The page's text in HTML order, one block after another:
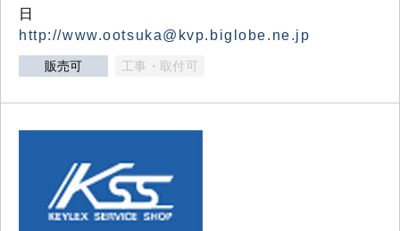
日
http://www.ootsuka@kvp.biglobe.ne.jp
販売可 工事・取付可